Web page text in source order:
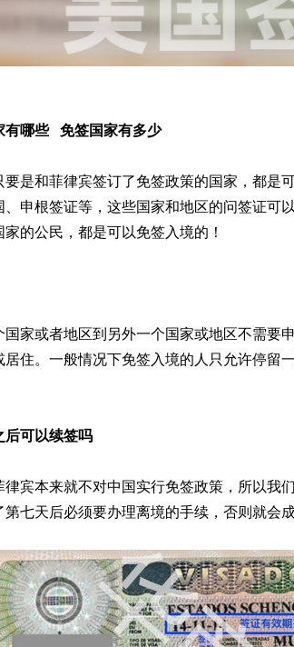
有哪些 免签国家有多少
要是和菲律宾签订了免签政策的国家，都是
、申根签证等，这些国家和地区的问签证可
的公民，都是可以免签入境的！
国家或者地区到另外一个国家或地区不需要
住。一般情况下免签入境的人只允许停留
后可以续签吗
宾本来就不对中国实行免签政策，所以我
七天后必须要办理离境的手续，否则就会